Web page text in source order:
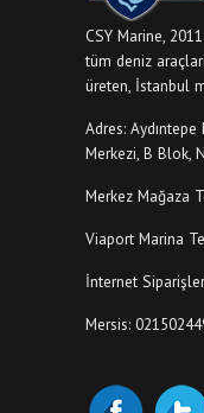
CSY Marine,
tüm deniz
üreten, İstanbul
Adres:
Merkezi, B Blok,
Merkez Mağaza
Viaport Marina
İnternet
Mersis: